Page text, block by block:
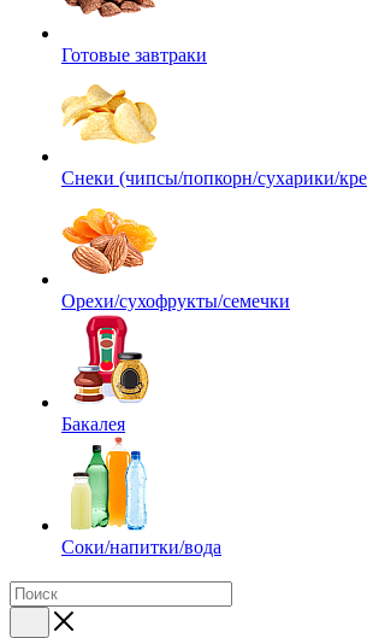
Готовые завтраки
Снеки (чипсы/попкорн/сухарики/
Орехи/сухофрукты/семечки
Бакалея
Соки/напитки/вода